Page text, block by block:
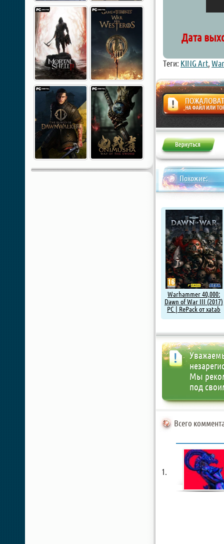
Дата
Теги: KING Art,
Жалоба
Похожие:
Warhammer 40,000:
Dawn of War III (2017)
PC | RePack от xatab
Мы
под
Всего